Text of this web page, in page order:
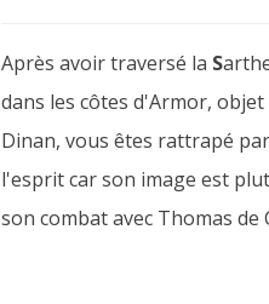
Après avoir traversé la S
dans les côtes d'Armor,
Dinan, vous êtes rattrapé
l'esprit car son image est
son combat avec Thomas